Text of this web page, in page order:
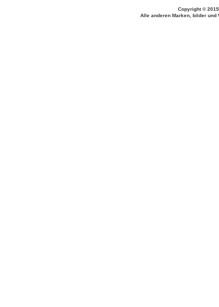
Copyright ©
Alle anderen Marken, bilder und